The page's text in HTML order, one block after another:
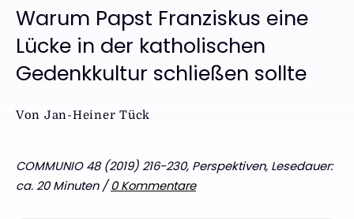
:
Warum Papst Franziskus eine
Lücke in der katholischen
Gedenkkultur schließen sollte
Von Jan-Heiner Tück
COMMUNIO 48 (2019) 216-230, Perspektiven, Lesedauer:
ca. 20 Minuten / 0 Kommentare